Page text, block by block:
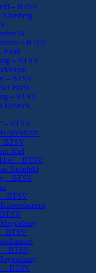
– BTSV
SC
– BTSV
Pauli
– BTSV
– BTSV
Fürth
– BTSV
Rostock
– BTSV
BTSV
Kiel
– BTSV
Bielefeld
– BTSV
– BTSV
BTSV
– BTSV
– BTSV
– BTSV